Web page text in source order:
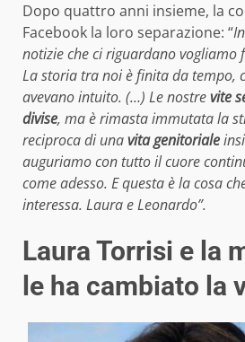
Dopo quattro anni insieme, la
Facebook la loro separazione: “
notizie che ci riguardano vogliamo
La storia tra noi è finita da tempo,
avevano intuito. (…) Le nostrevite
divise, ma è rimasta immutata la
reciproca di unavita genitoriale
auguriamo con tutto il cuore
come adesso. E questa è la cosa
interessa. Laura e Leonardo”.
Laura Torrisi e la
le ha cambiato la